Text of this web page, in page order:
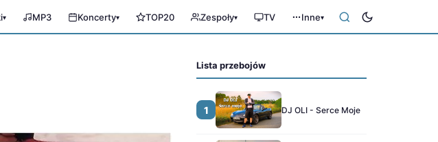
▾ MP3 Koncerty▾ TOP20 Zespoły▾ TV Inne▾
Lista przebojów
1 DJ OLI - Serce Moje